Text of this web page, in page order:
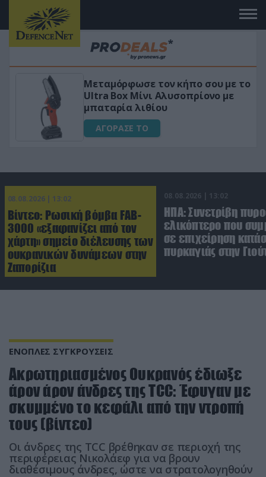
«Μαγική» φόρμουλα τριβόλι + VIP
για αύξηση της λίμπιντο
ΑΓΟΡΑΣΕ ΤΟ
08.08.2026 | 13:02
Βίντεο: Ρωσική βόμβα FAB-
3000 «εξαφανίζει από τον
χάρτη» σημείο διέλευσης των
ουκρανικών δυνάμεων στην
Ζαπορίζια
08.08.2026 | 13:02
ΗΠΑ: Συνετρίβη
ελικόπτερο που
σε επιχείρηση
πυρκαγιάς στην
ΕΝΟΠΛΕΣ ΣΥΓΚΡΟΥΣΕΙΣ
Ακρωτηριασμένος Ουκρανός έδιωξε
άρον άρον άνδρες της TCC: Έφυγαν με
σκυμμένο το κεφάλι από την ντροπή
τους (βίντεο)
Οι άνδρες της TCC βρέθηκαν σε περιοχή της
περιφέρειας Νικολάεφ για να βρουν
διαθέσιμους άνδρες, ώστε να στρατολογηθούν